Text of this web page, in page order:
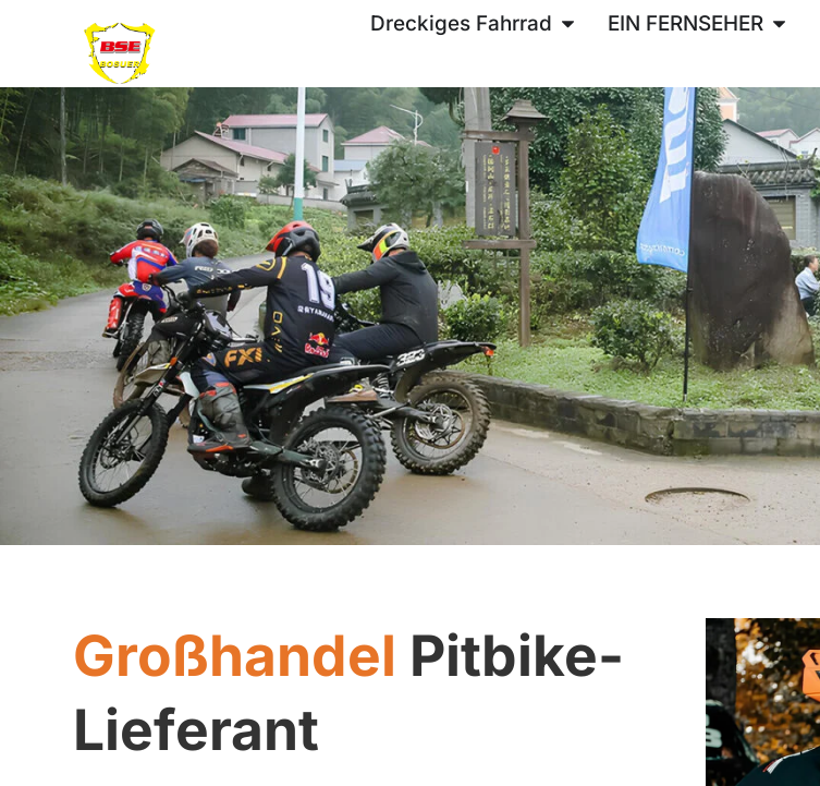
Dreckiges Fahrrad EIN FERNSEHER
Großhandel Pitbike-
Lieferant